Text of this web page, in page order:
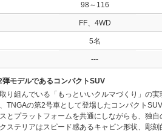
98～116
FF、4WD
5名
---
弾モデルであるコンパクトSUV
り組んでいる「もっといいクルマづくり」の
TNGAの第2号車として登場したコンパクト
とプラットフォームを共通にしながらも、独自
ステリアはスピード感あるキャビン形状、彫刻